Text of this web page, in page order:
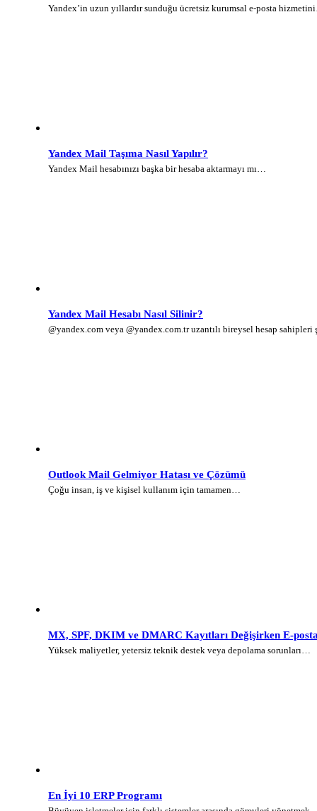
Yandex’in uzun yıllardır sunduğu ücretsiz kurumsal e-posta
Yandex Mail Taşıma Nasıl Yapılır?
Yandex Mail hesabınızı başka bir hesaba aktarmayı mı…
Yandex Mail Hesabı Nasıl Silinir?
@yandex.com veya @yandex.com.tr uzantılı bireysel hesap
Outlook Mail Gelmiyor Hatası ve Çözümü
Çoğu insan, iş ve kişisel kullanım için tamamen…
MX, SPF, DKIM ve DMARC Kayıtları Değişirken E-
Yüksek maliyetler, yetersiz teknik destek veya depolama sorunları…
En İyi 10 ERP Programı